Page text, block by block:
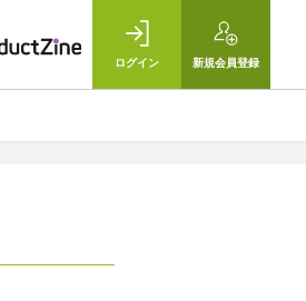
ログイン 新規会員登録